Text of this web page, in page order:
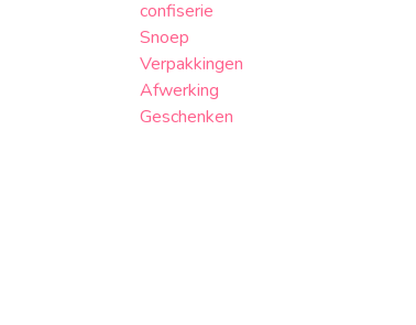
confiserie
Snoep
Verpakkingen
Afwerking
Geschenken